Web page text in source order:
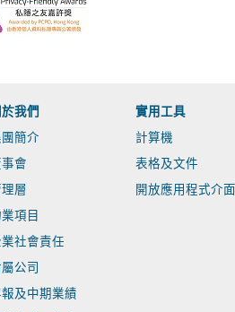
於我們
簡介
會
層
項目
社會責任
屬公司
及中期業績
實用工具
計算機
表格及文件
開放應用程式介面